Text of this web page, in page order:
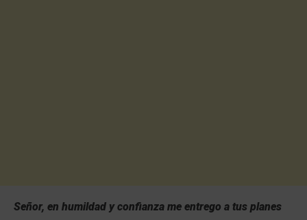
Señor, en humildad y confianza me entrego a tus planes